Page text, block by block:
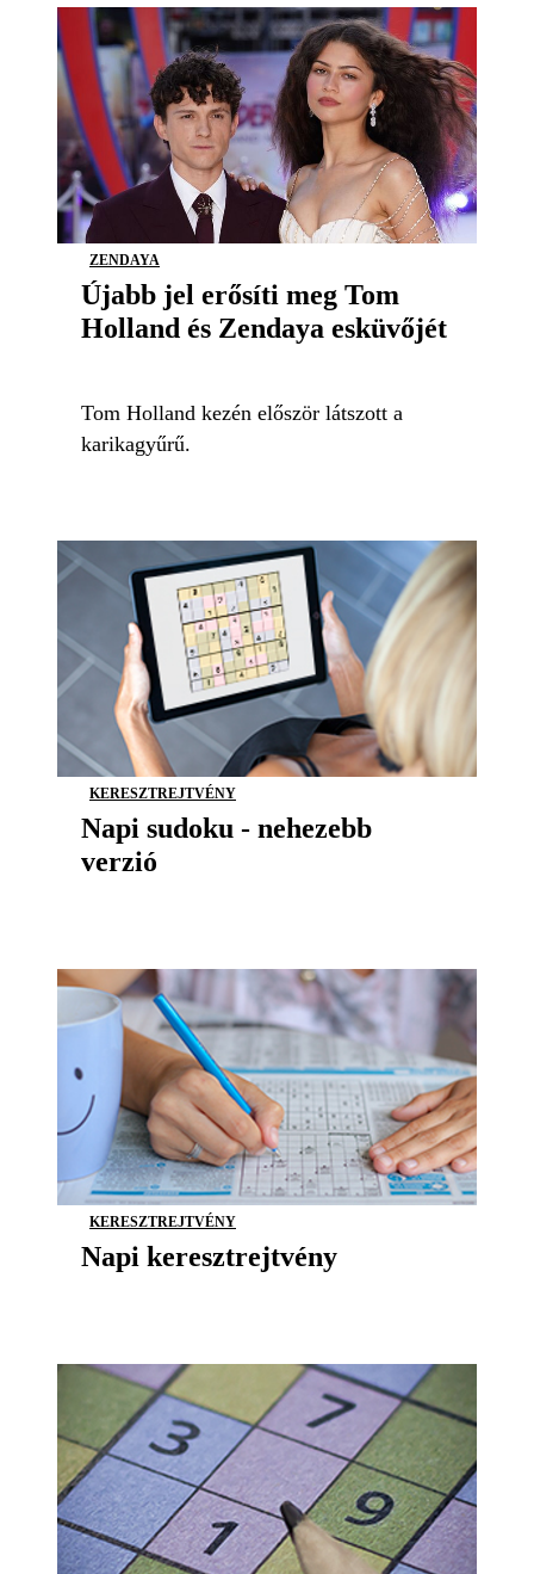
ZENDAYA
Újabb jel erősíti meg Tom
Holland és Zendaya esküvőjét
Tom Holland kezén először látszott a
karikagyűrű.
KERESZTREJTVÉNY
Napi sudoku - nehezebb
verzió
KERESZTREJTVÉNY
Napi keresztrejtvény